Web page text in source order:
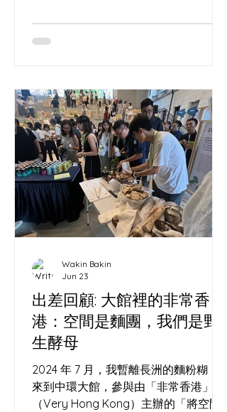
出差回顧: 大館裡的非常香
港：空間是麵團，我們是野
生酵母
2024 年 7 月，我暫離長洲的麵粉糊，
來到中環大館，參與由「非常香港」
（Very Hong Kong）主辦的「將空間
Wakin Bakin
Jun 23